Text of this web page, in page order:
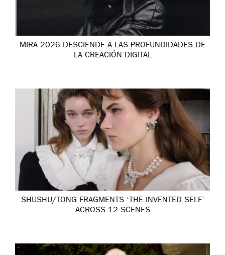
MIRA 2026 DESCIENDE A LAS PROFUNDIDADES DE
LA CREACIÓN DIGITAL
SHUSHU/TONG FRAGMENTS ‘THE INVENTED SELF’
ACROSS 12 SCENES